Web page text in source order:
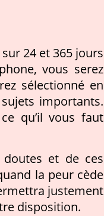
24 et 365 jours
vous serez
sélectionné en
importants.
qu’il vous faut
et de ces
la peur cède
justement
disposition.